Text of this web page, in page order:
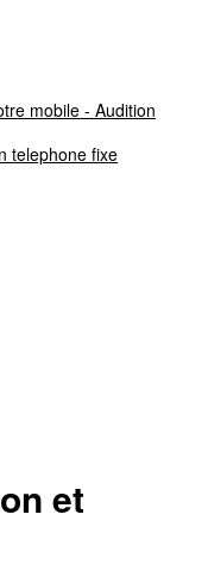
mobile - Audition
telephone fixe
et